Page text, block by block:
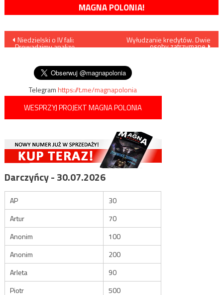
MAGNA POLONIA!
Nawigacja
Niedzielski o IV fali:
„Prowadzimy analizę
Wyłudzanie kredytów. Dwie
osoby zatrzymane
Telegramhttps://t.me/magnapolonia
WESPRZYJ PROJEKT MAGNA POLONIA
Darczyńcy - 30.07.2026
AP
30
Artur
70
Anonim
100
Anonim
200
Arleta
90
Piotr
500